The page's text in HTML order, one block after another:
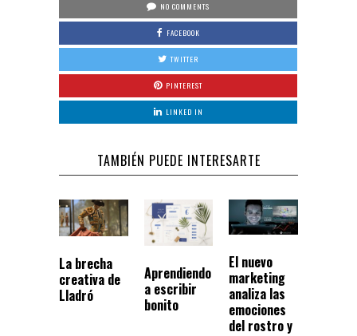
NO COMMENTS
FACEBOOK
TWITTER
PINTEREST
LINKED IN
TAMBIÉN PUEDE INTERESARTE
La brecha
creativa de
Lladró
Aprendiendo
a escribir
bonito
El nuevo
marketing
analiza las
emociones
del rostro y